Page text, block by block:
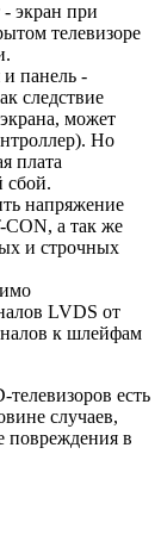
- экран при
телевизоре
и панель -
следствие
может
Но
плата
сбой.
напряжение
CON, а так же
и строчных
LVDS от
к шлейфам
есть
случаев,
повреждения в